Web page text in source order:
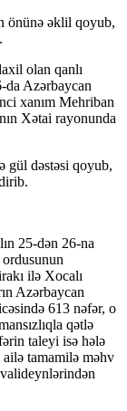
önünə əklil qoyub,
olan qanlı
da Azərbaycan
xanım Mehriban
Xətai rayonunda
gül dəstəsi qoyub,
25-dən 26-na
ilə Xocalı
Azərbaycan
613 nəfər, o
qətlə
taleyi isə hələ
ailə tamamilə məhv